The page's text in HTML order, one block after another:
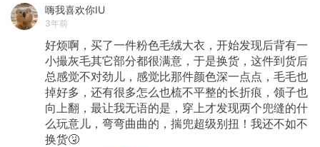
嗨我喜欢你IU
3年前
好烦啊，买了一件粉色毛绒大衣，开始发现后背有一
小撮灰毛其它部分都很满意，于是换货，这件到货后
总感觉不对劲儿，感觉比那件颜色深一点点，毛毛也
掉好多，还有很多怎么也梳不平整的长折痕，领子也
向上翻，最让我无语的是，穿上才发现两个兜缝的什
么玩意儿，弯弯曲曲的，揣兜超级别扭！我还不如不
换货🤧